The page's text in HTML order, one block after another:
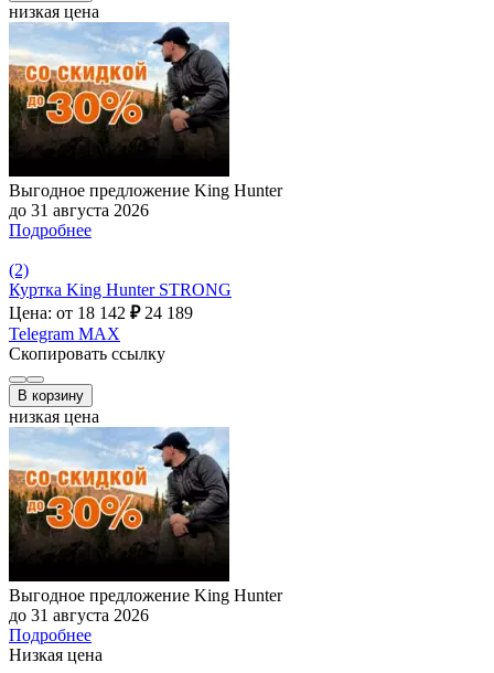
низкая цена
Выгодное предложение King Hunter
до 31 августа 2026
Подробнее
(2)
Куртка King Hunter STRONG
Цена: от 18 142 ₽ 24 189
Telegram MAX
Скопировать ссылку
В корзину
низкая цена
Выгодное предложение King Hunter
до 31 августа 2026
Подробнее
Низкая цена